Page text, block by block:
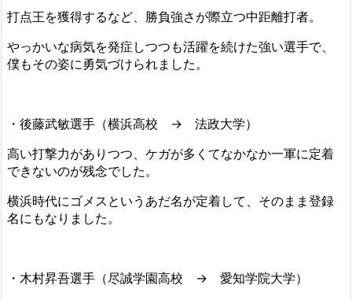
打点王を獲得するなど、勝負強さが際立つ中距離打者。
やっかいな病気を発症しつつも活躍を続けた強い選手で、
僕もその姿に勇気づけられました。
・後藤武敏選手（横浜高校 → 法政大学）
高い打撃力がありつつ、ケガが多くてなかなか一軍に定着
できないのが残念でした。
横浜時代にゴメスというあだ名が定着して、そのまま登録
名にもなりました。
・木村昇吾選手（尽誠学園高校 → 愛知学院大学）